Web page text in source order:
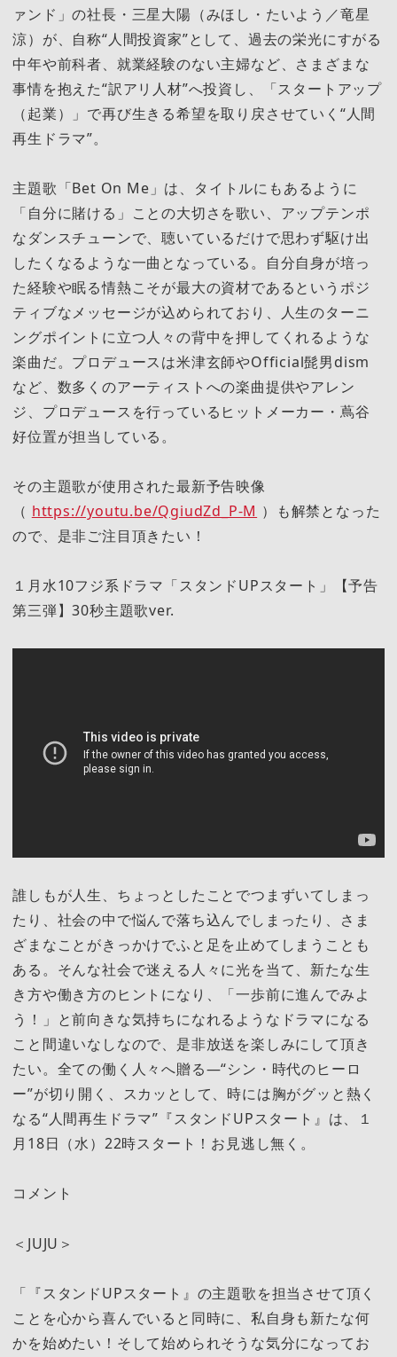
ァンド」の社長・三星大陽（みほし・たいよう／竜星
涼）が、自称“人間投資家”として、過去の栄光にすがる
中年や前科者、就業経験のない主婦など、さまざまな
事情を抱えた“訳アリ人材”へ投資し、「スタートアップ
（起業）」で再び生きる希望を取り戻させていく“人間
再生ドラマ”。
主題歌「Bet On Me」は、タイトルにもあるように
「自分に賭ける」ことの大切さを歌い、アップテンポ
なダンスチューンで、聴いているだけで思わず駆け出
したくなるような一曲となっている。自分自身が培っ
た経験や眠る情熱こそが最大の資材であるというポジ
ティブなメッセージが込められており、人生のターニ
ングポイントに立つ人々の背中を押してくれるような
楽曲だ。プロデュースは米津玄師やOfficial髭男dism
など、数多くのアーティストへの楽曲提供やアレン
ジ、プロデュースを行っているヒットメーカー・蔦谷
好位置が担当している。
その主題歌が使用された最新予告映像
（ https://youtu.be/QgiudZd_P-M ）も解禁となった
ので、是非ご注目頂きたい！
１月水10フジ系ドラマ「スタンドUPスタート」【予告
第三弾】30秒主題歌ver.
誰しもが人生、ちょっとしたことでつまずいてしまっ
たり、社会の中で悩んで落ち込んでしまったり、さま
ざまなことがきっかけでふと足を止めてしまうことも
ある。そんな社会で迷える人々に光を当て、新たな生
き方や働き方のヒントになり、「一歩前に進んでみよ
う！」と前向きな気持ちになれるようなドラマになる
こと間違いなしなので、是非放送を楽しみにして頂き
たい。全ての働く人々へ贈る―“シン・時代のヒーロ
ー”が切り開く、スカッとして、時には胸がグッと熱く
なる“人間再生ドラマ”『スタンドUPスタート』は、１
月18日（水）22時スタート！お見逃し無く。
コメント
＜JUJU＞
「『スタンドUPスタート』の主題歌を担当させて頂く
ことを心から喜んでいると同時に、私自身も新たな何
かを始めたい！そして始められそうな気分になってお